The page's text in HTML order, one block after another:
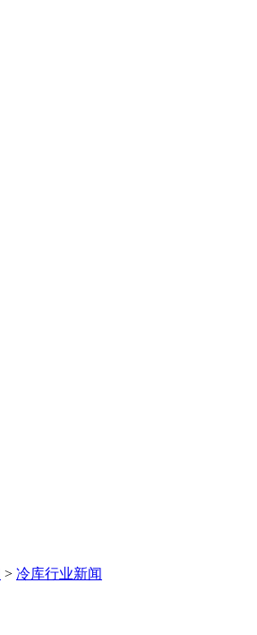
> 冷库行业新闻